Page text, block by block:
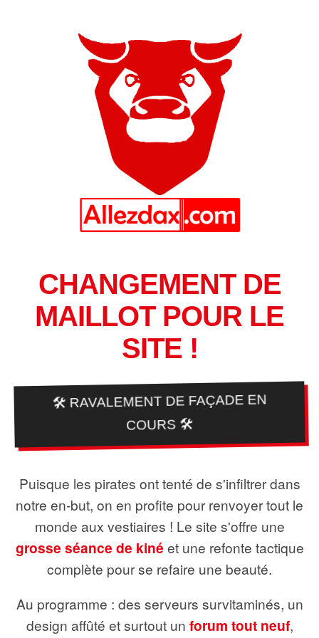
CHANGEMENT DE
MAILLOT POUR LE
SITE !
🛠️ RAVALEMENT DE FAÇADE EN
COURS 🛠️
Puisque les pirates ont tenté de s'infiltrer dans
notre en-but, on en profite pour renvoyer tout le
monde aux vestiaires ! Le site s'offre une
grosse séance de kiné et une refonte tactique
complète pour se refaire une beauté.
Au programme : des serveurs survitaminés, un
design affûté et surtout un forum tout neuf,